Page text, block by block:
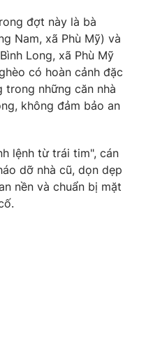
video
Thể thao
lòng Việt
đợt này là bà
Nam, xã Phù Mỹ) và
Long, xã Phù Mỹ
có hoàn cảnh đặc
trong những căn nhà
không đảm bảo an
lệnh từ trái tim", cán
dỡ nhà cũ, dọn dẹp
nền và chuẩn bị mặt